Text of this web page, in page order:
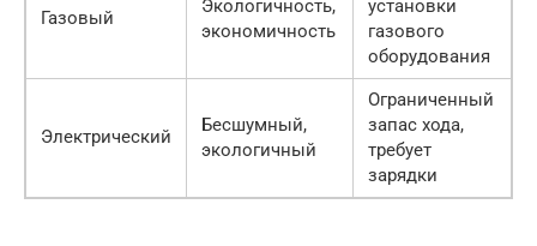
Газовый
Экологичность,
экономичность
установки
газового
оборудования
Электрический
Бесшумный,
экологичный
Ограниченный
запас хода,
требует
зарядки